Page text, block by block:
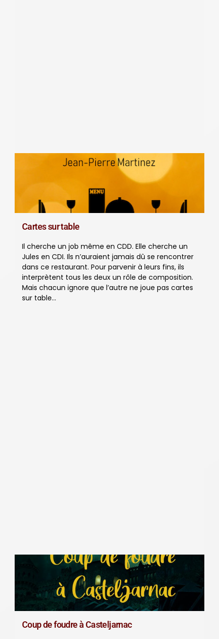
Cartes sur table
Il cherche un job même en CDD. Elle cherche un
Jules en CDI. Ils n’auraient jamais dû se rencontrer
dans ce restaurant. Pour parvenir à leurs fins, ils
interprètent tous les deux un rôle de composition.
Mais chacun ignore que l’autre ne joue pas cartes
sur table…
Coup de foudre à Casteljarnac